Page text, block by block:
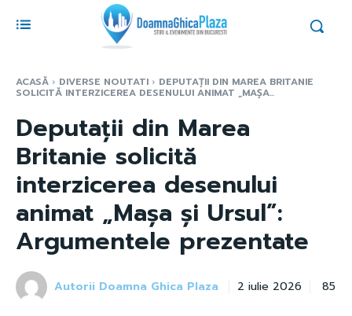
ACASĂ DIVERSE NOUTATI DEPUTAȚII DIN MAREA BRITANIE
SOLICITĂ INTERZICEREA DESENULUI ANIMAT „MAȘA...
Deputații din Marea
Britanie solicită
interzicerea desenului
animat „Mașa și Ursul”:
Argumentele prezentate
Autorii Doamna Ghica Plaza 2 iulie 2026 85